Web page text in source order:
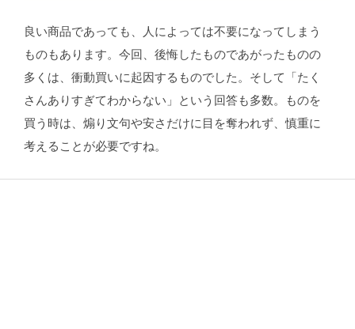
良い商品であっても、人によっては不要になってしまう
ものもあります。今回、後悔したものであがったものの
多くは、衝動買いに起因するものでした。そして「たく
さんありすぎてわからない」という回答も多数。ものを
買う時は、煽り文句や安さだけに目を奪われず、慎重に
考えることが必要ですね。